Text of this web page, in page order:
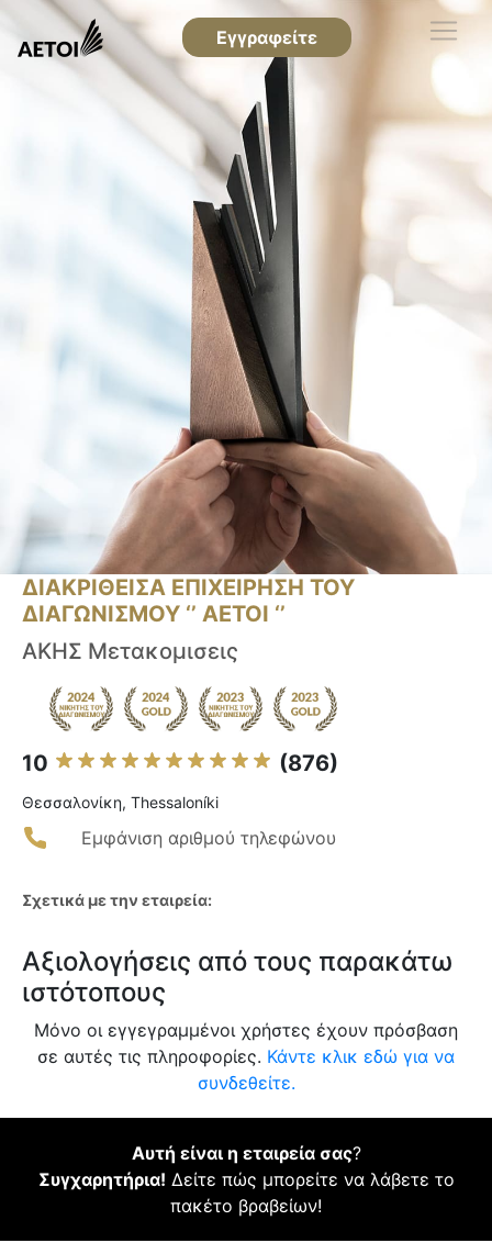
Εγγραφείτε
ΔΙΑΚΡΙΘΕΙΣΑ ΕΠΙΧΕΙΡΗΣΗ ΤΟΥ
ΔΙΑΓΩΝΙΣΜΟΥ ‘’ ΑΕΤΟΙ ‘’
ΑΚΗΣ Μετακομισεις
10 (876)
Θεσσαλονίκη, Thessaloníki
Εμφάνιση αριθμού τηλεφώνου
Σχετικά με την εταιρεία:
Αξιολογήσεις από τους παρακάτω
ιστότοπους
Μόνο οι εγγεγραμμένοι χρήστες έχουν πρόσβαση
σε αυτές τις πληροφορίες. Κάντε κλικ εδώ για να
συνδεθείτε.
Αυτή είναι η εταιρεία σας?
Συγχαρητήρια! Δείτε πώς μπορείτε να λάβετε το
πακέτο βραβείων!